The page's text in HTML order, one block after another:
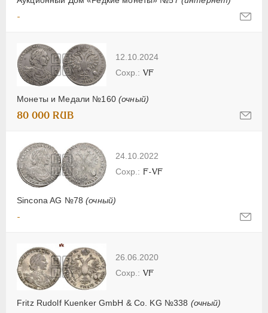
-
12.10.2024
Монеты и Медали №160 (очный)
VF
80 000 RUB
24.10.2022
Sincona AG №78(очный)
F-VF
-
26.06.2020
Fritz Rudolf Kuenker GmbH & Co. KG №338 (очный)
VF